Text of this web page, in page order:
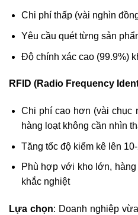
Chi phí thấp (vài nghìn
Yêu cầu quét từng sản
Độ chính xác cao (99.9%)
RFID (Radio Frequency
Chi phí cao hơn (vài chục
hàng loạt không cần nhìn
Tăng tốc độ kiểm kê lên
Phù hợp với kho lớn,
khắc nghiệt
Lựa chọn: Doanh nghiệp